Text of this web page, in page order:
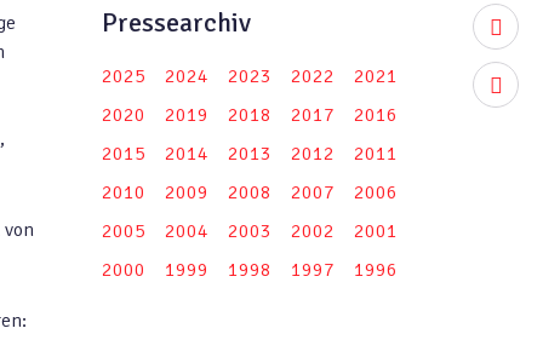
Pressearchiv
2025 2024 2023 2022
2021
2020
2019 2018 2017
2016
2015
2014 2013 2012
2011
2010
2009 2008 2007
2006
2005
2004 2003 2002
2001
2000
1999 1998 1997 1996